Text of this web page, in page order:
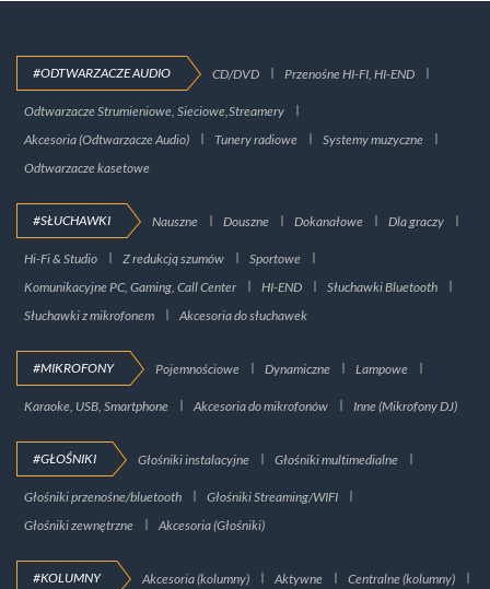
#ODTWARZACZE AUDIO CD/DVD Przenośne HI-FI, HI-END
Odtwarzacze Strumieniowe, Sieciowe,Streamery
Akcesoria (Odtwarzacze Audio)
Tunery radiowe
Systemy muzyczne
Odtwarzacze kasetowe
#SŁUCHAWKI Nauszne Douszne Dokanałowe Dla graczy
Hi-Fi & Studio Z redukcją szumów
Sportowe
Komunikacyjne PC, Gaming, Call Center
HI-END
Słuchawki Bluetooth
Słuchawki z mikrofonem
Akcesoria do słuchawek
#MIKROFONY Pojemnościowe Dynamiczne Lampowe
Karaoke, USB, Smartphone Akcesoria do mikrofonów Inne (Mikrofony DJ)
#GŁOŚNIKI Głośniki instalacyjne Głośniki multimedialne
Głośniki przenośne/bluetooth
Głośniki Streaming/WIFI
Głośniki zewnętrzne
Akcesoria (Głośniki)
#KOLUMNY Akcesoria (kolumny) Aktywne Centralne (kolumny)